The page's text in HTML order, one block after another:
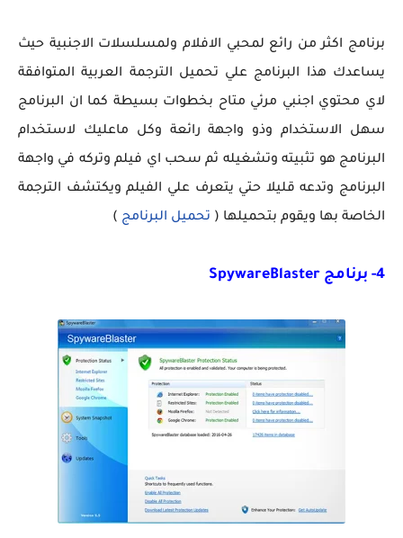
برنامج اكثر من رائع لمحبي الافلام ولمسلسلات الاجنبية حيث
يساعدك هذا البرنامج علي تحميل الترجمة العربية المتوافقة
لاي محتوي اجنبي مرئي متاح بخطوات بسيطة كما ان البرنامج
سهل الاستخدام وذو واجهة رائعة وكل ماعليك لاستخدام
البرنامج هو تثبيته وتشغيله ثم سحب اي فيلم وتركه في واجهة
البرنامج وتدعه قليلا حتي يتعرف علي الفيلم ويكتشف الترجمة
الخاصة بها ويقوم بتحميلها ( تحميل البرنامج )
4- برنامج SpywareBlaster